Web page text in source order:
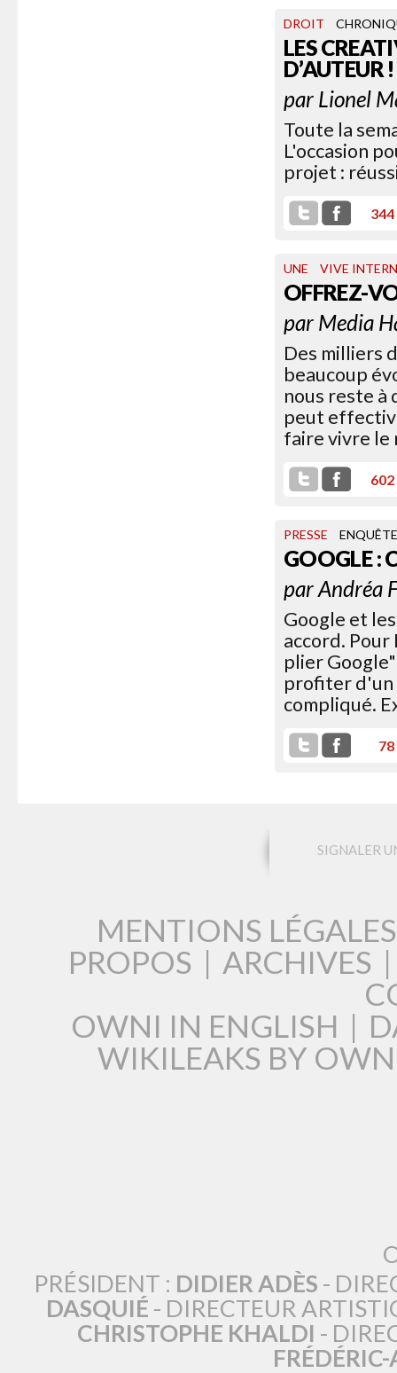
DROIT
LES
D’AUTEUR !
par Lionel
Toute la
L'occasion
projet :
344
UNE VIVE
OFFREZ-
par Media
Des milliers
beaucoup
nous reste à
peut
faire vivre le
602
PRESSE ENQUÊTE
GOOGLE :
parAndréa
Google et
accord.
plier
profiter d'un
compliqué.
78
SIGNALER
MENTIONS LÉGALES
PROPOS | ARCHIVES |
OWNI IN ENGLISH |
WIKILEAKS BY
PRÉSIDENT : DIDIER ADÈS -
DASQUIÉ - DIRECTEUR
CHRISTOPHE KHALDI -